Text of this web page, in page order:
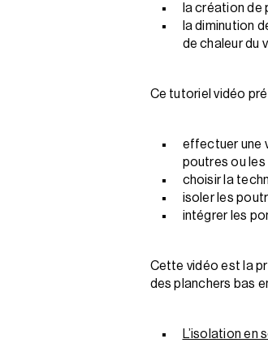
la création de
la diminution
de chaleur du
Ce tutoriel vidéo
effectuer une
poutres ou les
choisir la
isoler les
intégrer les
Cette vidéo est la
des planchers bas
L’isolation